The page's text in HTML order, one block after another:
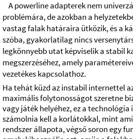
A powerline adapterek nem
problémára, de azokban a
vastag falak határaira ütközik, és a
szóba, gyakorlatilag nincs
legkönnyebb utat képviselik a stabil
megszerzéséhez, amely
vezetékes kapcsolathoz.
Ha tehát küzd az instabil internettel
maximális folytonosságot szeretne
vagy játék helyéhez, ez a technológia
számolnia kell a korlátokkal, mint
rendszer állapota, végső soron egy